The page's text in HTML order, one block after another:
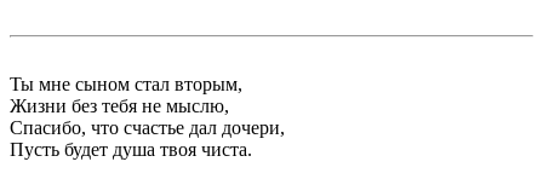
Ты мне сыном стал вторым,
Жизни без тебя не мыслю,
Спасибо, что счастье дал дочери,
Пусть будет душа твоя чиста.